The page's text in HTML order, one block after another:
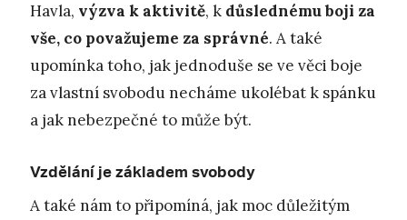
Havla, výzva k aktivitě, k důslednému boji za
vše, co považujeme za správné. A také
upomínka toho, jak jednoduše se ve věci boje
za vlastní svobodu necháme ukolébat k spánku
a jak nebezpečné to může být.
Vzdělání je základem svobody
A také nám to připomíná, jak moc důležitým